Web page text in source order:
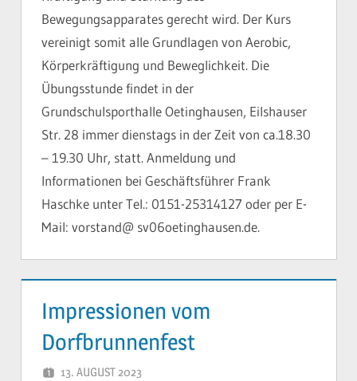
Bewegungsapparates gerecht wird. Der Kurs
vereinigt somit alle Grundlagen von Aerobic,
Körperkräftigung und Beweglichkeit. Die
Übungsstunde findet in der
Grundschulsporthalle Oetinghausen, Eilshauser
Str. 28 immer dienstags in der Zeit von ca.18.30
– 19.30 Uhr, statt. Anmeldung und
Informationen bei Geschäftsführer Frank
Haschke unter Tel.: 0151-25314127 oder per E-
Mail: vorstand@ sv06oetinghausen.de.
Impressionen vom
Dorfbrunnenfest
13. AUGUST 2023